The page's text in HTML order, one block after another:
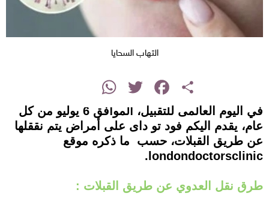
التهاب السحايا
Share
Facebook
Twitter
WhatsApp
في اليوم العالمى للتقبيل، الموافق 6 يوليو من كل
عام، يقدم اليكم فود تو داى على أمراض يتم نققلها
عن طريق القبلات، حسب ما ذكره موقع
londondoctorsclinic.
طرق نقل العدوي عن طريق القبلات :